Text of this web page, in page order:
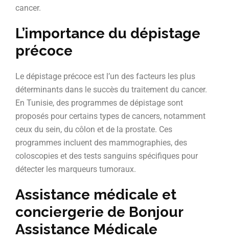
cancer.
L’importance du dépistage
précoce
Le dépistage précoce est l’un des facteurs les plus
déterminants dans le succès du traitement du cancer.
En Tunisie, des programmes de dépistage sont
proposés pour certains types de cancers, notamment
ceux du sein, du côlon et de la prostate. Ces
programmes incluent des mammographies, des
coloscopies et des tests sanguins spécifiques pour
détecter les marqueurs tumoraux.
Assistance médicale et
conciergerie de Bonjour
Assistance Médicale